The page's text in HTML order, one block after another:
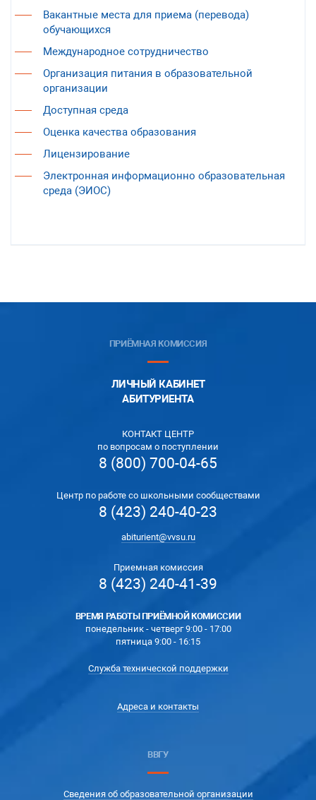
Вакантные места для приема (перевода)
обучающихся
Международное сотрудничество
Организация питания в образовательной
организации
Доступная среда
Оценка качества образования
Лицензирование
Электронная информационно образовательная
среда (ЭИОС)
ПРИЁМНАЯ КОМИССИЯ
ЛИЧНЫЙ КАБИНЕТ
АБИТУРИЕНТА
КОНТАКТ ЦЕНТР
по вопросам о поступлении
8 (800) 700-04-65
Центр по работе со школьными сообществами
8 (423) 240-40-23
abiturient@vvsu.ru
Приемная комиссия
8 (423) 240-41-39
ВРЕМЯ РАБОТЫ ПРИЁМНОЙ КОМИССИИ
понедельник - четверг 9:00 - 17:00
пятница 9:00 - 16:15
Служба технической поддержки
Адреса и контакты
ВВГУ
Сведения об образовательной организации